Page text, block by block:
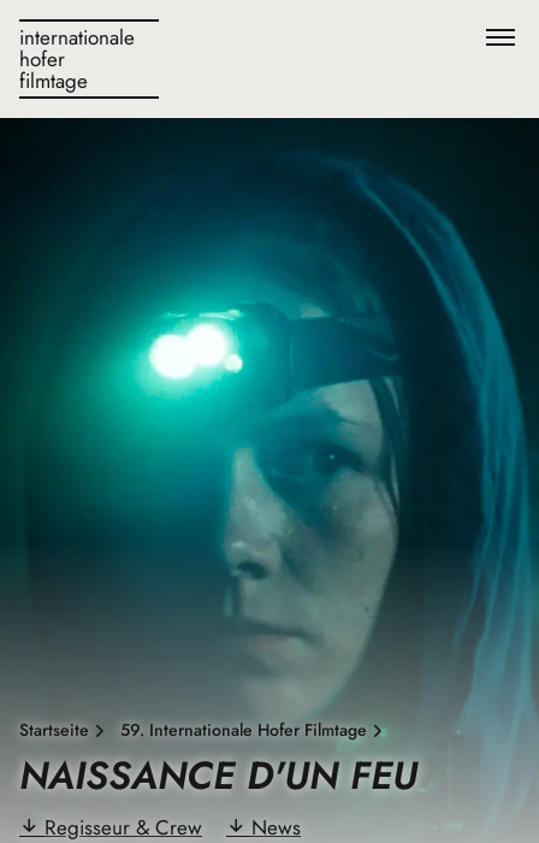
internationale
hofer
filmtage
Startseite 59. Internationale Hofer Filmtage
NAISSANCE D'UN FEU
Regisseur & Crew News